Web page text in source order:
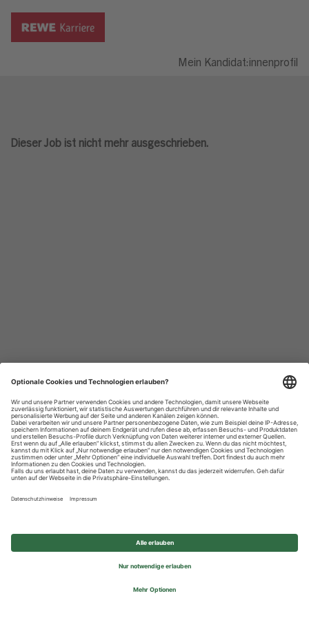
Mein Kandidat:innenprofil
Dieser Job ist nicht mehr ausgeschrieben.
Datenschutzhinweise
Impressum
Privatsphäre-Einstellungen
© 2026 REWE Group - All rights reserved